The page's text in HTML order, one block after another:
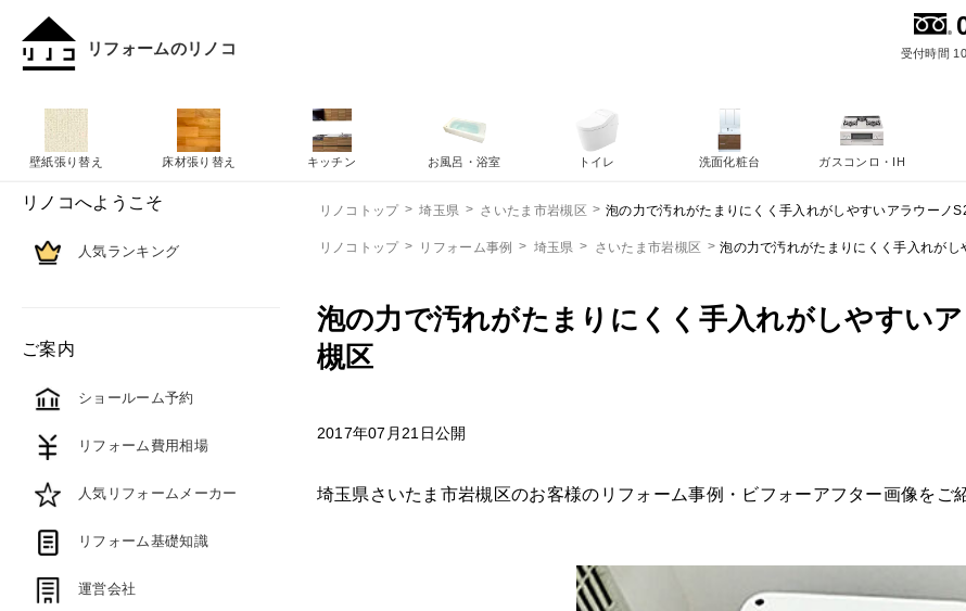
リフォームのリノコ 受付時間
リノコトップ 埼玉県 さいたま市岩槻区 泡の力で汚れがたまりにくく手入れがしやすいアラウーノ
リノコトップ リフォーム事例 埼玉県 さいたま市岩槻区 泡の力で汚れがたまりにくく手入れがし
泡の力で汚れがたまりにくく手入れがしやすい
槻区
2017年07月21日公開
埼玉県さいたま市岩槻区のお客様のリフォーム事例・ビフォーアフター画像をご
壁紙張り替え 床材張り替え キッチン お風呂・浴室 トイレ 洗面化粧台 ガスコンロ・IH
リノコへようこそ
人気ランキング
ご案内
ショールーム予約
リフォーム費用相場
人気リフォームメーカー
リフォーム基礎知識
運営会社